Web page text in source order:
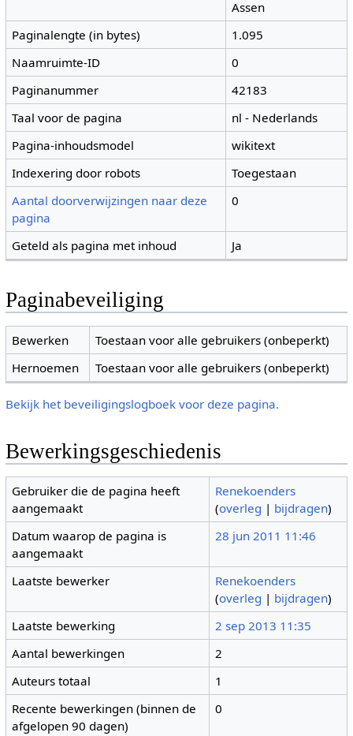
Assen
Paginalengte (in bytes)
1.095
Naamruimte-ID
0
Paginanummer
42183
Taal voor de pagina
nl - Nederlands
Pagina-inhoudsmodel
wikitext
Indexering door robots
Toegestaan
Aantal doorverwijzingen naar deze
pagina
0
Geteld als pagina met inhoud Ja
Paginabeveiliging
Bewerken
Toestaan voor alle gebruikers (onbeperkt)
Hernoemen
Toestaan voor alle gebruikers (onbeperkt)
Bekijk het beveiligingslogboek voor deze pagina.
Bewerkingsgeschiedenis
Gebruiker die de pagina heeft
aangemaakt
Renekoenders
(overleg | bijdragen)
Datum waarop de pagina is
aangemaakt
28 jun 2011 11:46
Laatste bewerker
Renekoenders
(overleg | bijdragen)
Laatste bewerking
2 sep 2013 11:35
Aantal bewerkingen
2
Auteurs totaal
1
Recente bewerkingen (binnen de
afgelopen 90 dagen)
0